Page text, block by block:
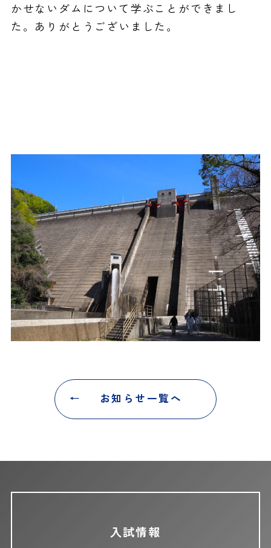
かせないダムについて学ぶことができまし
た。ありがとうございました。
お知らせ一覧へ
入試情報